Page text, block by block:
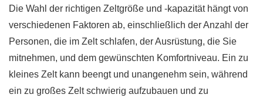
Die Wahl der richtigen Zeltgröße und -kapazität hängt von
verschiedenen Faktoren ab, einschließlich der Anzahl der
Personen, die im Zelt schlafen, der Ausrüstung, die Sie
mitnehmen, und dem gewünschten Komfortniveau. Ein zu
kleines Zelt kann beengt und unangenehm sein, während
ein zu großes Zelt schwierig aufzubauen und zu